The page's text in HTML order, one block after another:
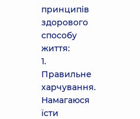
принципів
здорового
способу
життя:
1.
Правильне
харчування.
Намагаюся
їсти